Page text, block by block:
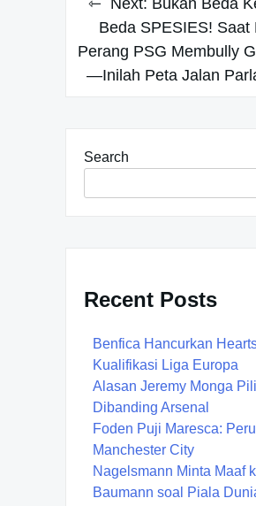
Next: Bukan Beda
Beda SPESIES! Saat
Perang PSG Membully
—Inilah Peta Jalan
Search
Recent Posts
Benfica Hancurkan
Kualifikasi Liga Europa
Alasan Jeremy Monga
Dibanding Arsenal
Foden Puji Maresca:
Manchester City
Nagelsmann Minta Maaf
Baumann soal Piala